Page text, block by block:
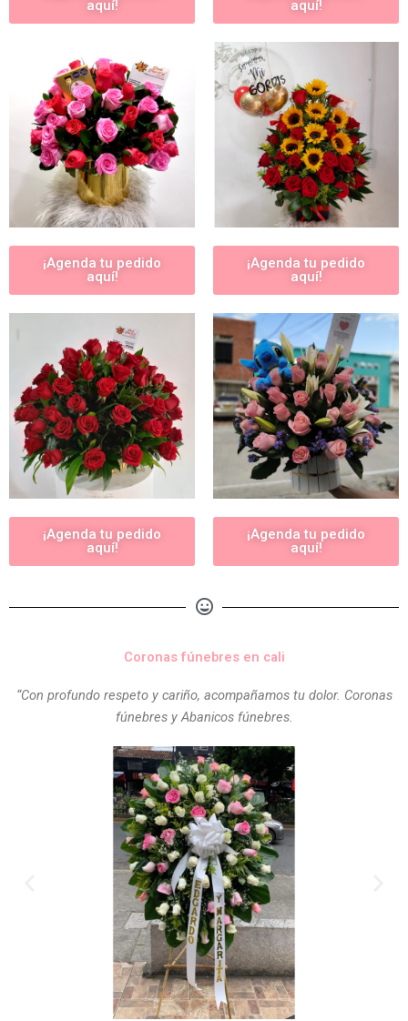
aquí!
aquí!
¡Agenda tu pedido
aquí!
¡Agenda tu pedido
aquí!
¡Agenda tu pedido
aquí!
¡Agenda tu pedido
aquí!
Coronas fúnebres en cali
“Con profundo respeto y cariño, acompañamos tu dolor. Coronas
fúnebres y Abanicos fúnebres.